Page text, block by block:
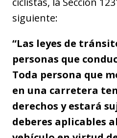
siguiente:
“Las leyes de
personas que
Toda persona que
en una carretera
derechos y estará
deberes aplicables